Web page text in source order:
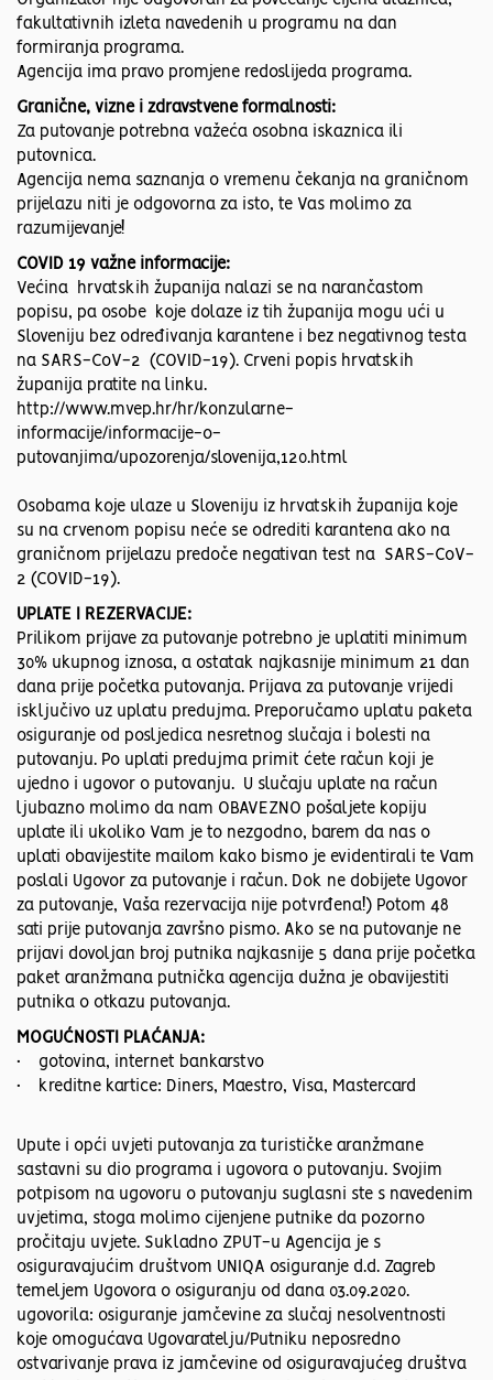
fakultativnih izleta navedenih u programu na dan
formiranja programa.
Agencija ima pravo promjene redoslijeda programa.
Granične, vizne i zdravstvene formalnosti:
Za putovanje potrebna važeća osobna iskaznica ili
putovnica.
Agencija nema saznanja o vremenu čekanja na graničnom
prijelazu niti je odgovorna za isto, te Vas molimo za
razumijevanje!
COVID 19 važne informacije:
Većina hrvatskih županija nalazi se na narančastom
popisu, pa osobe koje dolaze iz tih županija mogu ući u
Sloveniju bez određivanja karantene i bez negativnog testa
na SARS-CoV-2 (COVID-19). Crveni popis hrvatskih
županija pratite na linku.
http://www.mvep.hr/hr/konzularne-
informacije/informacije-o-
putovanjima/upozorenja/slovenija,120.html
Osobama koje ulaze u Sloveniju iz hrvatskih županija koje
su na crvenom popisu neće se odrediti karantena ako na
graničnom prijelazu predoče negativan test na SARS-CoV-
2 (COVID-19).
UPLATE I REZERVACIJE:
Prilikom prijave za putovanje potrebno je uplatiti minimum
30% ukupnog iznosa, a ostatak najkasnije minimum 21 dan
dana prije početka putovanja. Prijava za putovanje vrijedi
isključivo uz uplatu predujma. Preporučamo uplatu paketa
osiguranje od posljedica nesretnog slučaja i bolesti na
putovanju. Po uplati predujma primit ćete račun koji je
ujedno i ugovor o putovanju. U slučaju uplate na račun
ljubazno molimo da nam OBAVEZNO pošaljete kopiju
uplate ili ukoliko Vam je to nezgodno, barem da nas o
uplati obavijestite mailom kako bismo je evidentirali te Vam
poslali Ugovor za putovanje i račun. Dok ne dobijete Ugovor
za putovanje, Vaša rezervacija nije potvrđena!) Potom 48
sati prije putovanja završno pismo. Ako se na putovanje ne
prijavi dovoljan broj putnika najkasnije 5 dana prije početka
paket aranžmana putnička agencija dužna je obavijestiti
putnika o otkazu putovanja.
MOGUĆNOSTI PLAĆANJA:
• gotovina, internet bankarstvo
• kreditne kartice: Diners, Maestro, Visa, Mastercard
Upute i opći uvjeti putovanja za turističke aranžmane
sastavni su dio programa i ugovora o putovanju. Svojim
potpisom na ugovoru o putovanju suglasni ste s navedenim
uvjetima, stoga molimo cijenjene putnike da pozorno
pročitaju uvjete. Sukladno ZPUT-u Agencija je s
osiguravajućim društvom UNIQA osiguranje d.d. Zagreb
temeljem Ugovora o osiguranju od dana 03.09.2020.
ugovorila: osiguranje jamčevine za slučaj nesolventnosti
koje omogućava Ugovaratelju/Putniku neposredno
ostvarivanje prava iz jamčevine od osiguravajućeg društva